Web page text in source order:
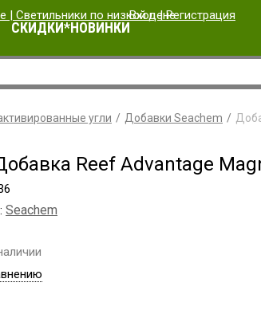
Вход|Регистрация
СКИДКИ*НОВИНКИ
угли Добавки Seachem
Reef Advantage
Seachem